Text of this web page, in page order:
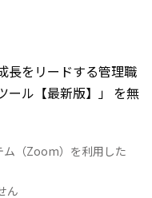
長をリードする管理職
ール【最新版】」
を無
ム（Zoom）を利用した
ん